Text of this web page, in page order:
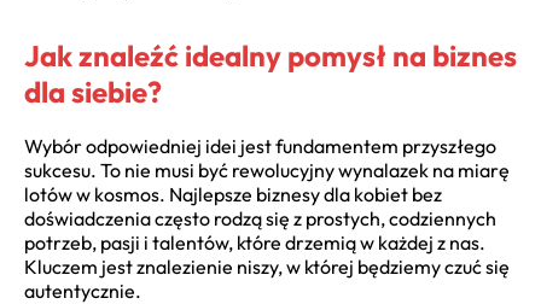
Jak znaleźć idealny pomysł na biznes
dla siebie?
Wybór odpowiedniej idei jest fundamentem przyszłego
sukcesu. To nie musi być rewolucyjny wynalazek na miarę
lotów w kosmos. Najlepsze biznesy dla kobiet bez
doświadczenia często rodzą się z prostych, codziennych
potrzeb, pasji i talentów, które drzemią w każdej z nas.
Kluczem jest znalezienie niszy, w której będziemy czuć się
autentycznie.